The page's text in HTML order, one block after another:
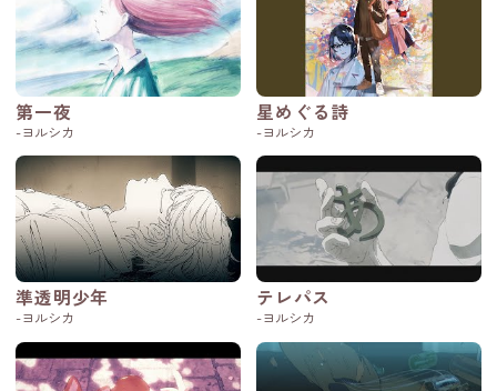
第一夜
-ヨルシカ
星めぐる詩
-ヨルシカ
準透明少年
-ヨルシカ
テレパス
-ヨルシカ